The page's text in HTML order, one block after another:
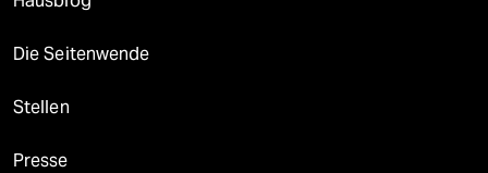
Die Seitenwende
Stellen
Presse